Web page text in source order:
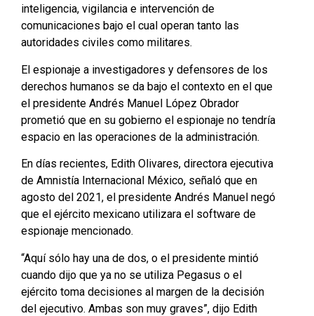
inteligencia, vigilancia e intervención de
comunicaciones bajo el cual operan tanto las
autoridades civiles como militares.
El espionaje a investigadores y defensores de los
derechos humanos se da bajo el contexto en el que
el presidente Andrés Manuel López Obrador
prometió que en su gobierno el espionaje no tendría
espacio en las operaciones de la administración.
En días recientes, Edith Olivares, directora ejecutiva
de Amnistía Internacional México, señaló que en
agosto del 2021, el presidente Andrés Manuel negó
que el ejército mexicano utilizara el software de
espionaje mencionado.
“Aquí sólo hay una de dos, o el presidente mintió
cuando dijo que ya no se utiliza Pegasus o el
ejército toma decisiones al margen de la decisión
del ejecutivo. Ambas son muy graves”, dijo Edith